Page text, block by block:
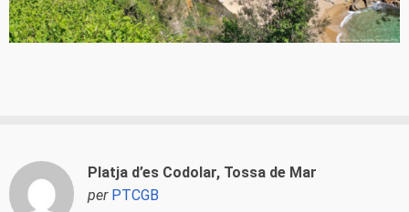
Platja d’es Codolar, Tossa de Mar
per PTCGB